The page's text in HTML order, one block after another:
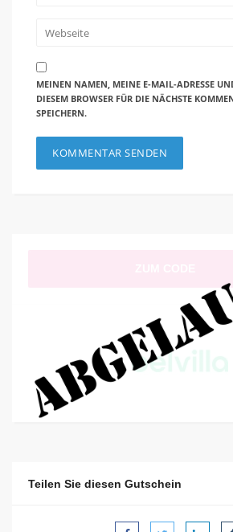
MEINEN NAMEN, MEINE E-MAIL-ADRESSE
DIESEM BROWSER FÜR DIE NÄCHSTE
SPEICHERN.
Teilen Sie diesen Gutschein